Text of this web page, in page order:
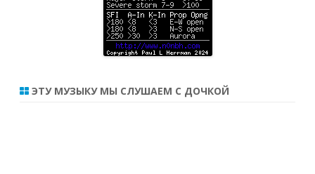
ЭТУ МУЗЫКУ МЫ СЛУШАЕМ С ДОЧКОЙ